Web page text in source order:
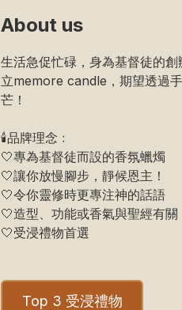
About us
生活急促忙碌，身為基督徒的
立memore candle，期望透過
芒！
🕯品牌理念﹕
🤍專為基督徒而設的香氛蠟燭
🤍讓你放慢腳步，靜候恩主！
🤍令你靈修時更專注神的話語
🤍造型、功能或香氣與聖經有關
Top 3 受浸禮物